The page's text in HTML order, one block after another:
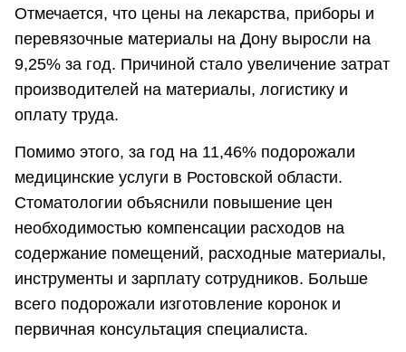
Отмечается, что цены на лекарства, приборы и
перевязочные материалы на Дону выросли на
9,25% за год. Причиной стало увеличение затрат
производителей на материалы, логистику и
оплату труда.
Помимо этого, за год на 11,46% подорожали
медицинские услуги в Ростовской области.
Стоматологии объяснили повышение цен
необходимостью компенсации расходов на
содержание помещений, расходные материалы,
инструменты и зарплату сотрудников. Больше
всего подорожали изготовление коронок и
первичная консультация специалиста.